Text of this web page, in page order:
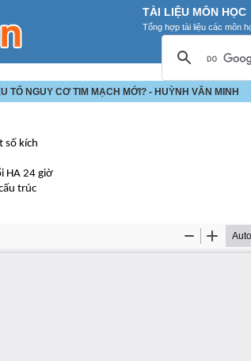
TÀI LIỆU MÔN HỌC
Tổng hợp tài liệu các môn
TỐ NGUY CƠ TIM MẠCH MỚI? - HUỲNH VĂN MINH
số kích
HA 24 giờ
trúc